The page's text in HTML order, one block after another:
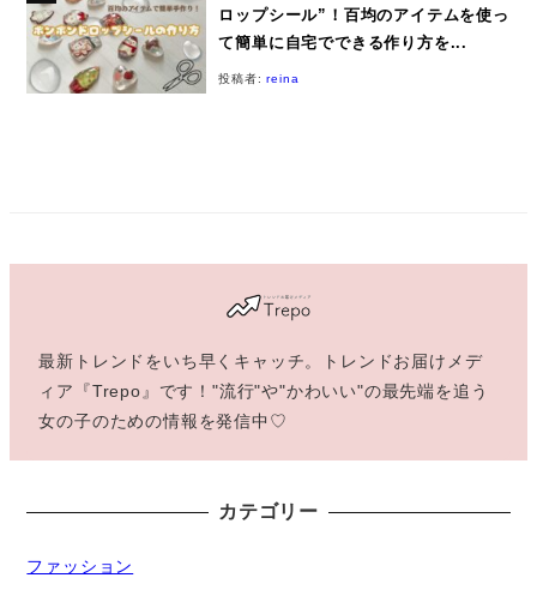
ロップシール”！百均のアイテムを使っ
て簡単に自宅でできる作り方を...
投稿者:reina
最新トレンドをいち早くキャッチ。トレンドお届けメデ
ィア『Trepo』です！"流行"や"かわいい"の最先端を追う
女の子のための情報を発信中♡
カテゴリー
ファッション